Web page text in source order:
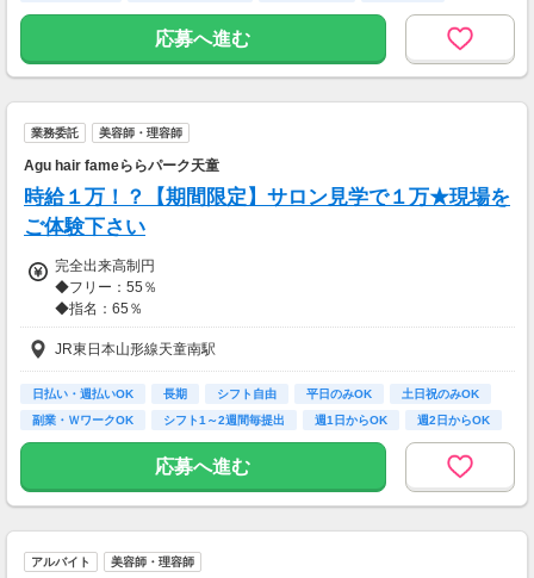
キレイになりながらポイントがもらえる、人気
のモニターです！
・所要時間：10～20分
・謝礼金 ：500PT（1P＝1円）＋商品提供あ
◆ コスメのお試しモニター
ュー！
美容好きにぴったりの、楽しみながらできるお
仕事です。
・案件数 ：10～20件
・所要時間：10～20分
・謝礼金 ：500PT（1P＝1円）＋商品提供あ
り
◆ 生活に役立つサービスの調査
保険相談・クレカ発行など、サービス体験後に
アンケートに回答するだけ！
・案件数 ：10～20件
大学生歓迎
応募へ進む
業務委託 美容師・理容師
Agu hair fameららパーク天童
時給１万！？【期間限定】サロン見学で１万★現場を
ご体験下さい
完全出来高制円
◆フリー：55％
◆指名：65％
◆フリー：55％
◆指名：65％
※上記歩合より15％諸経費をいただいております。
※報酬はすべて【日払い】
※【税込の売上】に対してお支払い
・トップスタイリスト
月報酬97万円 入客220名
月報酬46万 入客150名
JR東日本山形線天童南駅
日払い・週払いOK 長期 シフト自由 平日のみOK
土日祝のみOK
副業・ＷワークOK
シフト1～2週間毎提出 週1日からOK 週2日からOK
応募へ進む
アルバイト 美容師・理容師